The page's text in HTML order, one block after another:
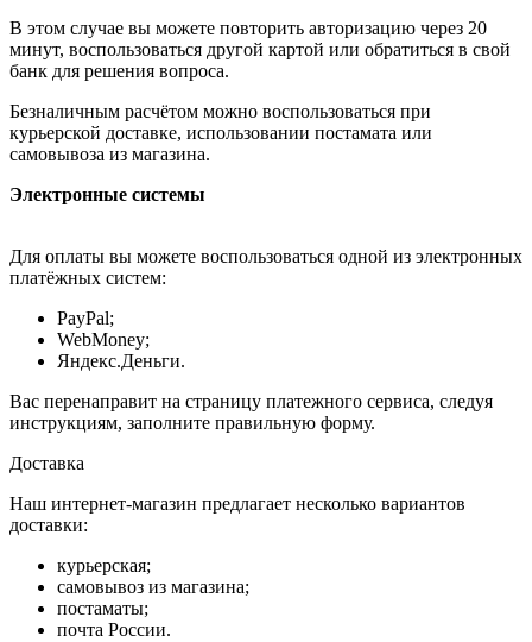
В этом случае вы можете повторить авторизацию через 20
минут, воспользоваться другой картой или обратиться в свой
банк для решения вопроса.
Безналичным расчётом можно воспользоваться при
курьерской доставке, использовании постамата или
самовывоза из магазина.
Электронные системы
Для оплаты вы можете воспользоваться одной из электронных
платёжных систем:
PayPal;
WebMoney;
Яндекс.Деньги.
Вас перенаправит на страницу платежного сервиса, следуя
инструкциям, заполните правильную форму.
Доставка
Наш интернет-магазин предлагает несколько вариантов
доставки:
курьерская;
самовывоз из магазина;
постаматы;
почта России.